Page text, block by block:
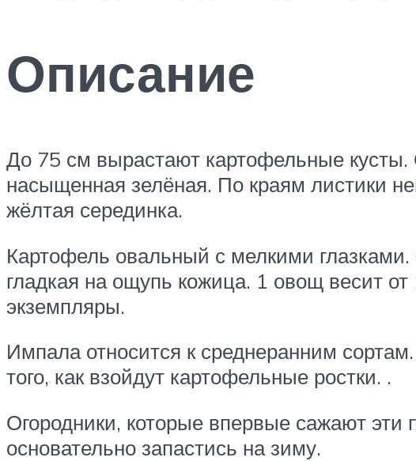
Описание
До 75 см вырастают картофельные
насыщенная зелёная. По краям листики
жёлтая серединка.
Картофель овальный с мелкими
гладкая на ощупь кожица. 1 овощ весит
экземпляры.
Импала относится к среднеранним
того, как взойдут картофельные ростки. .
Огородники, которые впервые сажают
основательно запастись на зиму.